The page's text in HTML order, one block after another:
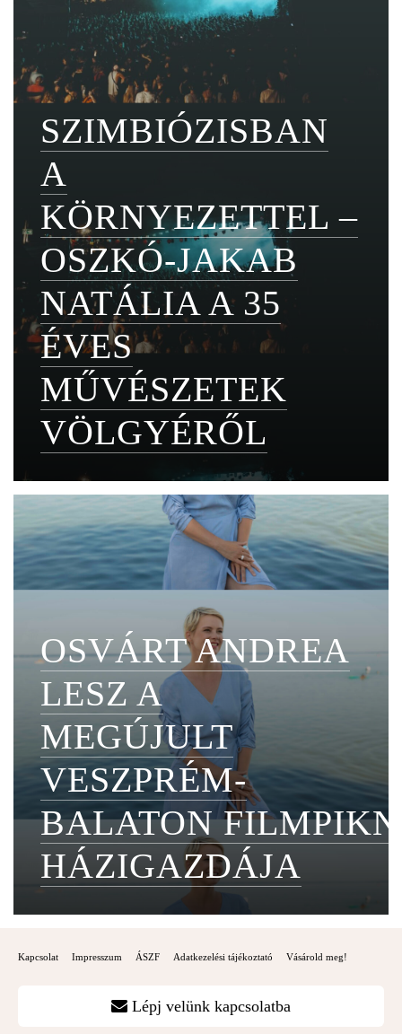
SZIMBIÓZISBAN
A
KÖRNYEZETTEL –
OSZKÓ-JAKAB
NATÁLIA A 35
ÉVES
MŰVÉSZETEK
VÖLGYÉRŐL
OSVÁRT ANDREA
LESZ A
MEGÚJULT
VESZPRÉM-
BALATON
HÁZIGAZDÁJA
Kapcsolat Impresszum ÁSZF Adatkezelési tájékoztató Vásárold meg!
Lépj velünk kapcsolatba